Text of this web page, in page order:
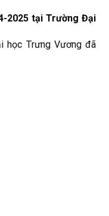
2025 tại Trường Đại
học Trưng Vương đã